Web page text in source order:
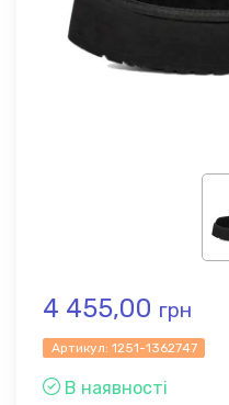
4 455,00 грн
Артикул: 1251-1362747
В наявності